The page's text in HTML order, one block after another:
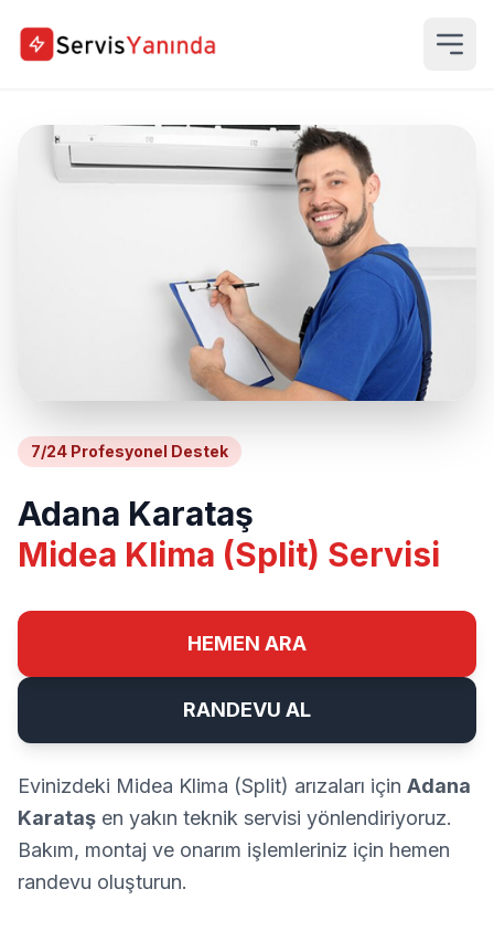
7/24 Profesyonel Destek
Adana Karataş
Midea Klima (Split) Servisi
HEMEN ARA
RANDEVU AL
Evinizdeki Midea Klima (Split) arızaları için Adana
Karataş en yakın teknik servisi yönlendiriyoruz.
Bakım, montaj ve onarım işlemleriniz için hemen
randevu oluşturun.